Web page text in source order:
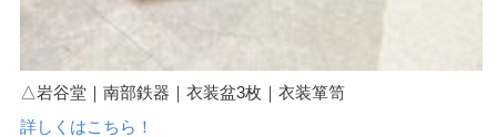
△岩谷堂｜南部鉄器｜衣装盆3枚｜衣装箪笥
詳しくはこちら！